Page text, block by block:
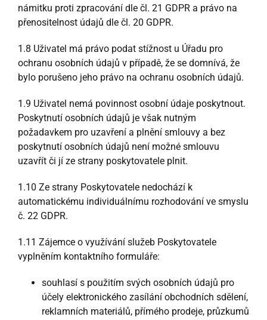
námitku proti zpracování dle čl. 21 GDPR a právo na
přenositelnost údajů dle čl. 20 GDPR.
1.8 Uživatel má právo podat stížnost u Úřadu pro
ochranu osobních údajů v případě, že se domnívá, že
bylo porušeno jeho právo na ochranu osobních údajů.
1.9 Uživatel nemá povinnost osobní údaje poskytnout.
Poskytnutí osobních údajů je však nutným
požadavkem pro uzavření a plnění smlouvy a bez
poskytnutí osobních údajů není možné smlouvu
uzavřít či jí ze strany poskytovatele plnit.
1.10 Ze strany Poskytovatele nedochází k
automatickému individuálnímu rozhodování ve smyslu
č. 22 GDPR.
1.11 Zájemce o využívání služeb Poskytovatele
vyplněním kontaktního formuláře:
souhlasí s použitím svých osobních údajů pro
účely elektronického zasílání obchodních sdělení,
reklamních materiálů, přímého prodeje, průzkumů